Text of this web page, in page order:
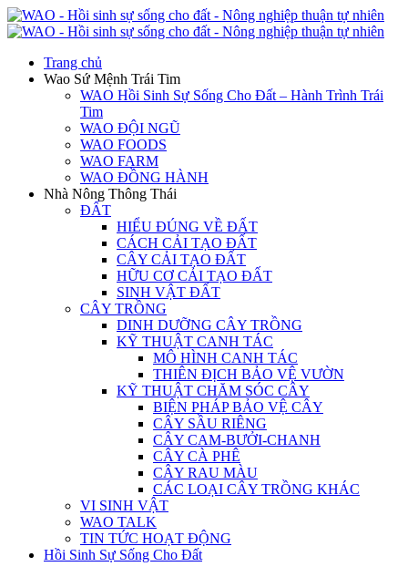
Trang chủ
Wao Sứ Mệnh Trái Tim
WAO Hồi Sinh Sự Sống Cho Đất – Hành Trình Trái
Tim
WAO ĐỘI NGŨ
WAO FOODS
WAO FARM
WAO ĐỒNG HÀNH
Nhà Nông Thông Thái
ĐẤT
HIỂU ĐÚNG VỀ ĐẤT
CÁCH CẢI TẠO ĐẤT
CÂY CẢI TẠO ĐẤT
HỮU CƠ CẢI TẠO ĐẤT
SINH VẬT ĐẤT
CÂY TRỒNG
DINH DƯỠNG CÂY TRỒNG
KỸ THUẬT CANH TÁC
MÔ HÌNH CANH TÁC
THIÊN ĐỊCH BẢO VỆ VƯỜN
KỸ THUẬT CHĂM SÓC CÂY
BIỆN PHÁP BẢO VỆ CÂY
CÂY SẦU RIÊNG
CÂY CAM-BƯỞI-CHANH
CÂY CÀ PHÊ
CÂY RAU MÀU
CÁC LOẠI CÂY TRỒNG KHÁC
VI SINH VẬT
WAO TALK
TIN TỨC HOẠT ĐỘNG
Hồi Sinh Sự Sống Cho Đất